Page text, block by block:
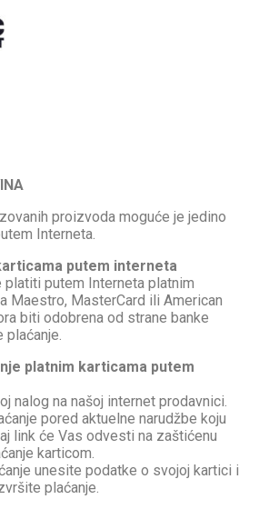
proizvoda moguće je jedino
Interneta.
putem interneta
platiti putem Interneta platnim
Maestro, MasterCard ili American
biti odobrena od strane banke
plaćanje.
platnim karticama putem
nalog na našoj internet prodavnici.
pored aktuelne narudžbe koju
link će Vas odvesti na zaštićenu
karticom.
unesite podatke o svojoj kartici i
plaćanje.